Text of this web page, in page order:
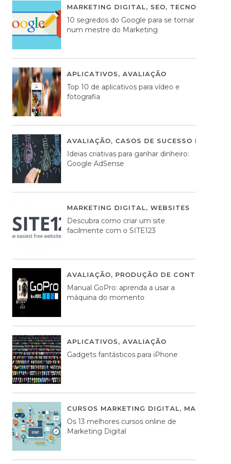
MARKETING DIGITAL, SEO, TECNOLOGIA
10 segredos do Google para se tornar
num mestre do Marketing
APLICATIVOS, AVALIAÇÃO
Top 10 de aplicativos para vídeo e
fotografia
AVALIAÇÃO, CASOS DE SUCESSO DE
Ideias criativas para ganhar dinheiro:
Google AdSense
MARKETING DIGITAL, WEBSITES
Descubra como criar um site
facilmente com o SITE123
AVALIAÇÃO, PRODUÇÃO DE CONTEÚDOS
Manual GoPro: aprenda a usar a
máquina do momento
APLICATIVOS, AVALIAÇÃO
Gadgets fantásticos para iPhone
CURSOS MARKETING DIGITAL,
Os 13 melhores cursos online de
Marketing Digital